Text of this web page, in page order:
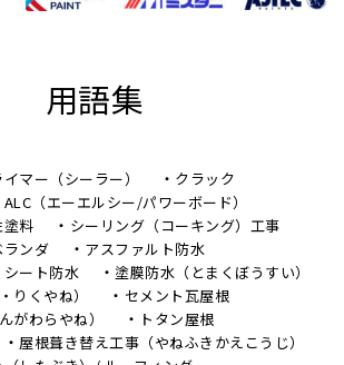
用語集
マー（シーラー）
クラック
ALC（エーエルシー/パワーボード）
塗料
シーリング（コーキング）工事
ランダ
アスファルト防水
シート防水
塗膜防水（とまくぼうすい）
りくやね）
セメント瓦屋根
がわらやね）
トタン屋根
屋根葺き替え工事（やねふきかえこうじ）